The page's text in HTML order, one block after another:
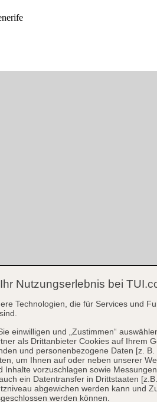
Nutzungserlebnis bei
Technologien, die für Services und
einwilligen und „Zustimmen“
als Drittanbieter Cookies auf Ihrem
und personenbezogene Daten [z. B.
um Ihnen auf oder neben unserer
Inhalte vorzuschlagen sowie
ein Datentransfer in Drittstaaten
abgewichen werden kann und
werden können.